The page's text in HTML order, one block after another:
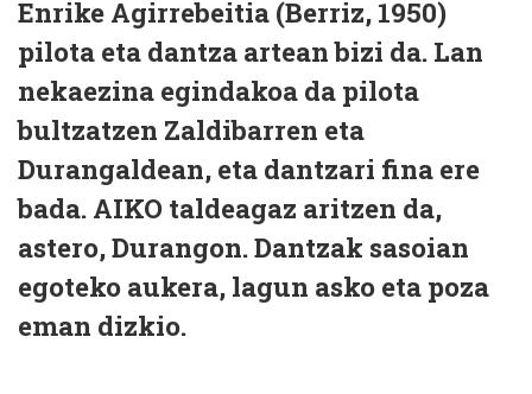
Enrike Agirrebeitia (Berriz, 1950)
pilota eta dantza artean bizi da. Lan
nekaezina egindakoa da pilota
bultzatzen Zaldibarren eta
Durangaldean, eta dantzari fina ere
bada. AIKO taldeagaz aritzen da,
astero, Durangon. Dantzak sasoian
egoteko aukera, lagun asko eta poza
eman dizkio.